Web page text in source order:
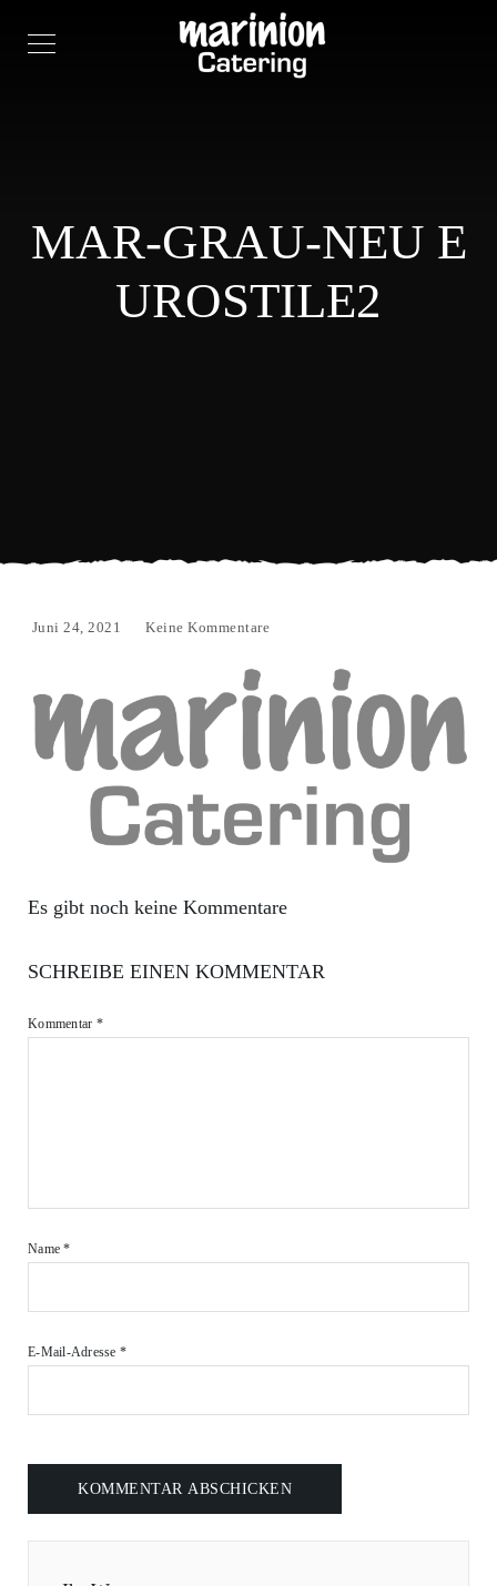
MAR-GRAU-NEU E
UROSTILE2
Juni 24, 2021 Keine Kommentare
Es gibt noch keine Kommentare
SCHREIBE EINEN KOMMENTAR
Kommentar *
Name*
E-Mail-Adresse *